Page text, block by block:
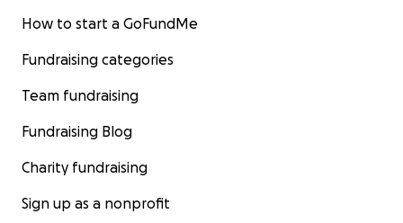
How to start a GoFundMe
Fundraising categories
Team fundraising
Fundraising Blog
Charity fundraising
Sign up as a nonprofit